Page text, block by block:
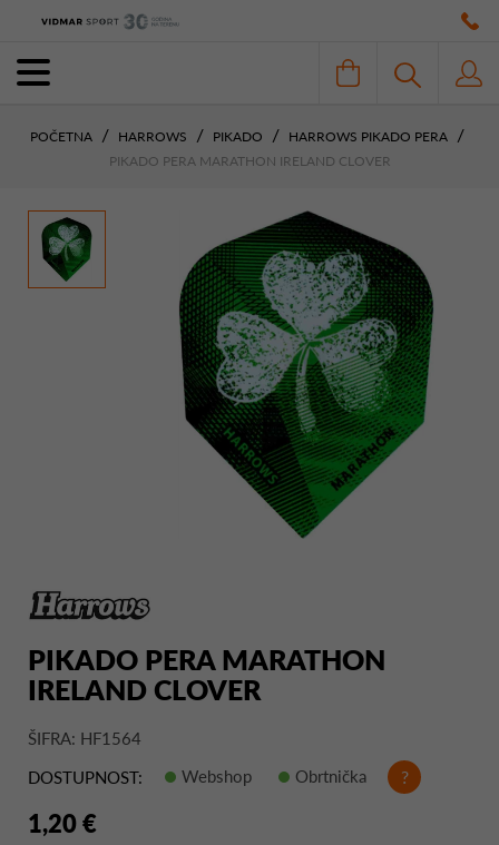
POČETNA HARROWS PIKADO
HARROWS PIKADO PERA
PIKADO PERA MARATHON IRELAND CLOVER
PIKADO PERA MARATHON
IRELAND CLOVER
ŠIFRA: HF1564
DOSTUPNOST:
Webshop Obrtnička ?
1,20 €